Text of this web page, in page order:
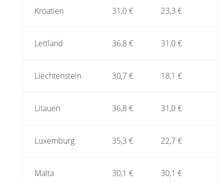
Kroatien 31,0 € 23,3 €
Lettland 36,8 € 31,0 €
Liechtenstein 30,7 € 18,1 €
Litauen 36,8 € 31,0 €
Luxemburg 35,3 € 22,7 €
Malta 30,1 € 30,1 €